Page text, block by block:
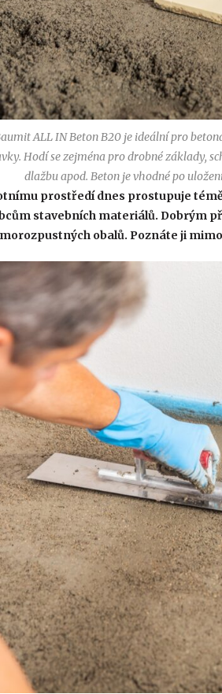
ALL IN Beton B20 je ideální pro
Hodí se zejména pro drobné základy,
dlažbu apod. Beton je vhodné po
prostředí dnes prostupuje
stavebních materiálů. Dobrým
obalů. Poznáte ji